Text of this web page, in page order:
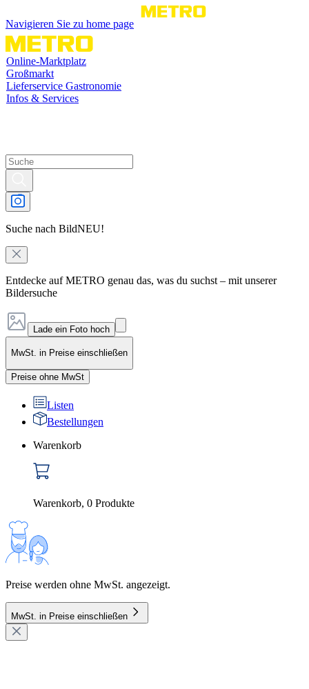
Navigieren Sie zu home page
Online-Marktplatz
Großmarkt
Lieferservice Gastronomie
Infos & Services
Suche nach BildNEU!
Entdecke auf METRO genau das, was du suchst – mit unserer
Bildersuche
Lade ein Foto hoch
MwSt. in Preise einschließen
Preise ohne MwSt
Listen
Bestellungen
Warenkorb
Warenkorb, 0 Produkte
Preise werden ohne MwSt. angezeigt.
MwSt. in Preise einschließen